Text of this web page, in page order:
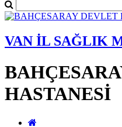
VAN İL SAĞLIK
HASTANESİ